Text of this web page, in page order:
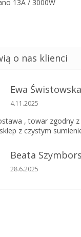
13A / 3000W
Ewa
Ocena sklepu to 5 na
4.11.2025
, towar zgodny
z czystym
Beata
Ocena sklepu to 5 na
28.6.2025